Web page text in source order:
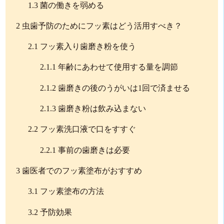
1.3 菌の働きを弱める
2 虫歯予防のためにフッ素はどう活用すべき？
2.1 フッ素入り歯磨き粉を使う
2.1.1 年齢にあわせて使用する量を調節
2.1.2 歯磨きの後のうがいは1回で済ませる
2.1.3 歯磨き粉は飲み込まない
2.2 フッ素洗口液で口をすすぐ
2.2.1 事前の歯磨きは必要
3 歯医者でのフッ素塗布がおすすめ
3.1 フッ素塗布の方法
3.2 予防効果